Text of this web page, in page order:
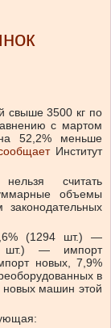
свыше 3500 кг по
с мартом
52,2% меньше
Институт
считать
объемы
(1294 шт.) —
шт.) — импорт
новых, 7,9%
в
новых машин этой